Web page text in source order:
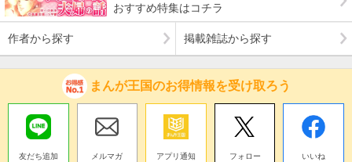
おすすめ特集はコチラ
作者から探す 掲載雑誌から探す
まんが王国のお得情報を受け取ろう
友だち追加
メルマガ アプリ通知 フォロー いいね